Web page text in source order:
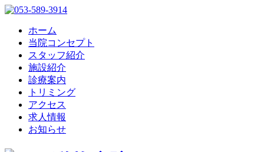
ホーム
当院コンセプト
スタッフ紹介
施設紹介
診療案内
トリミング
アクセス
求人情報
お知らせ